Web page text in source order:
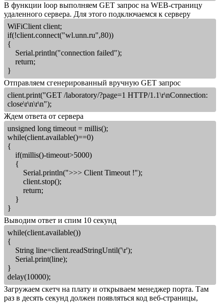
В функции loop выполняем GET запрос на WEB-страницу
удаленного сервера. Для этого подключаемся к серверу
WiFiClient client;
if(!client.connect("wl.unn.ru",80))
{
Serial.println("connection failed");
return;
}
Отправляем сгенерированный вручную GET запрос
client.print("GET /laboratory/?page=1 HTTP/1.1\r\nConnection:
close\r\n\r\n");
Ждем ответа от сервера
unsigned long timeout = millis();
while(client.available()==0)
{
if(millis()-timeout>5000)
{
Serial.println(">>> Client Timeout !");
client.stop();
return;
}
}
Выводим ответ и спим 10 секунд
while(client.available())
{
String line=client.readStringUntil('\r');
Serial.print(line);
}
delay(10000);
Загружаем скетч на плату и открываем менеджер порта. Там
раз в десять секунд должен появляться код веб-страницы,